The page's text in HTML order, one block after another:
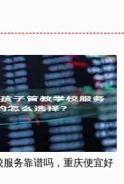
务靠谱吗，重庆便宜好